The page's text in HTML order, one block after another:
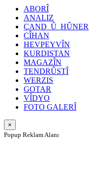
ABORÎ
ANALIZ
ÇAND_Û_HÛNER
CÎHAN
HEVPEYVÎN
KURDISTAN
MAGAZÎN
TENDRÛSTÎ
WERZIS
GOTAR
VÎDYO
FOTO GALERÎ
×
Popup Reklam Alanı